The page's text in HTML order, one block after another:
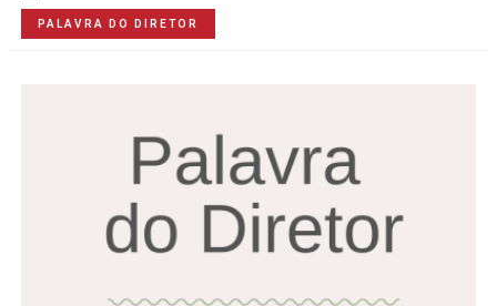
PALAVRA DO DIRETOR